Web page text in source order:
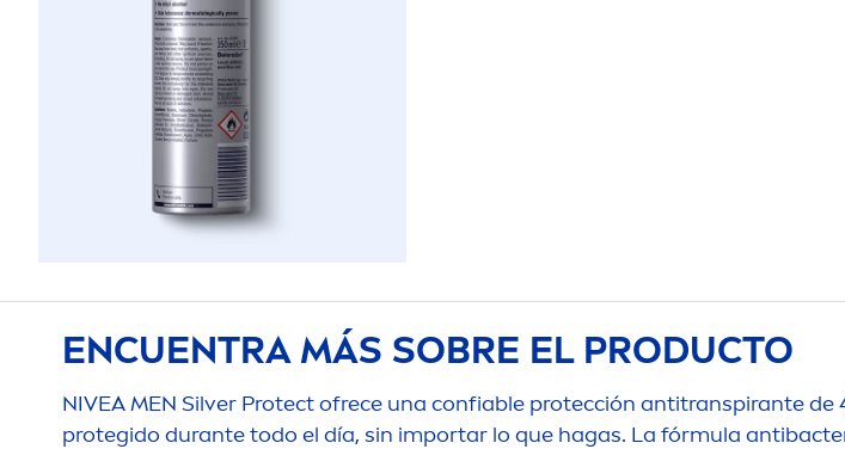
ENCUENTRA MÁS SOBRE EL PRODUCTO
NIVEAMEN Silver Protectofrece una confiable protección antitranspirante de
protegido durante todo el día, sin importar lo que hagas. La fórmula